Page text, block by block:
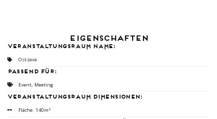
Eigenschaften
Veranstaltungsraum Name:
Ost-Java
Passend für:
Event, Meeting
Veranstaltungsraum Dimensionen:
Fläche: 140m 2